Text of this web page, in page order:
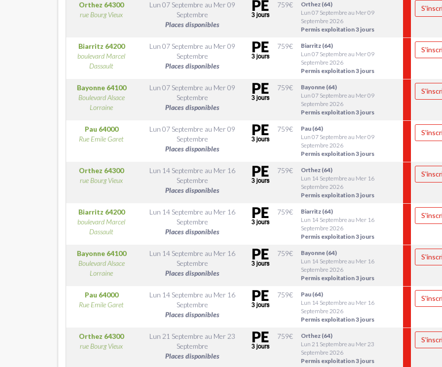
Orthez 64300
rue Bourg Vieux
Lun 07 Septembre au Mer 09
Septembre
Places disponibles
759€
Orthez (64)
Lun 07 Septembre au Mer 09
Septembre 2026
Permis exploitation 3 jours
Biarritz 64200
boulevard Marcel
Dassault
Lun 07 Septembre au Mer 09
Septembre
Places disponibles
759€
Biarritz (64)
Lun 07 Septembre au Mer 09
Septembre 2026
Permis exploitation 3 jours
Bayonne 64100
Boulevard Alsace
Lorraine
Lun 07 Septembre au Mer 09
Septembre
Places disponibles
759€
Bayonne (64)
Lun 07 Septembre au Mer 09
Septembre 2026
Permis exploitation 3 jours
Pau 64000
Rue Emile Garet
Lun 07 Septembre au Mer 09
Septembre
Places disponibles
759€
Pau (64)
Lun 07 Septembre au Mer 09
Septembre 2026
Permis exploitation 3 jours
Orthez 64300
rue Bourg Vieux
Lun 14 Septembre au Mer 16
Septembre
Places disponibles
759€
Orthez (64)
Lun 14 Septembre au Mer 16
Septembre 2026
Permis exploitation 3 jours
Biarritz 64200
boulevard Marcel
Dassault
Lun 14 Septembre au Mer 16
Septembre
Places disponibles
759€
Biarritz (64)
Lun 14 Septembre au Mer 16
Septembre 2026
Permis exploitation 3 jours
Bayonne 64100
Boulevard Alsace
Lorraine
Lun 14 Septembre au Mer 16
Septembre
Places disponibles
759€
Bayonne (64)
Lun 14 Septembre au Mer 16
Septembre 2026
Permis exploitation 3 jours
Pau 64000
Rue Emile Garet
Lun 14 Septembre au Mer 16
Septembre
Places disponibles
759€
Pau (64)
Lun 14 Septembre au Mer 16
Septembre 2026
Permis exploitation 3 jours
Orthez 64300
rue Bourg Vieux
Lun 21 Septembre au Mer 23
Septembre
Places disponibles
759€
Orthez (64)
Lun 21 Septembre au Mer 23
Septembre 2026
Permis exploitation 3 jours